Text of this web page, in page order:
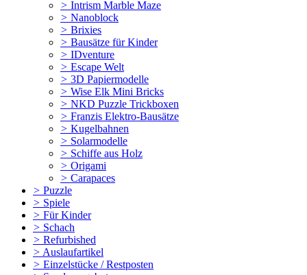
> Intrism Marble Maze
> Nanoblock
> Brixies
> Bausätze für Kinder
> IDventure
> Escape Welt
> 3D Papiermodelle
> Wise Elk Mini Bricks
> NKD Puzzle Trickboxen
> Franzis Elektro-Bausätze
> Kugelbahnen
> Solarmodelle
> Schiffe aus Holz
> Origami
> Carapaces
> Puzzle
> Spiele
> Für Kinder
> Schach
> Refurbished
> Auslaufartikel
> Einzelstücke / Restposten